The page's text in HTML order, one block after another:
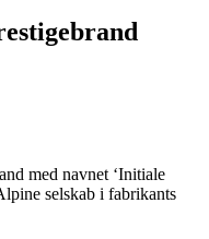
med navnet ‘Initiale
selskab i fabrikants